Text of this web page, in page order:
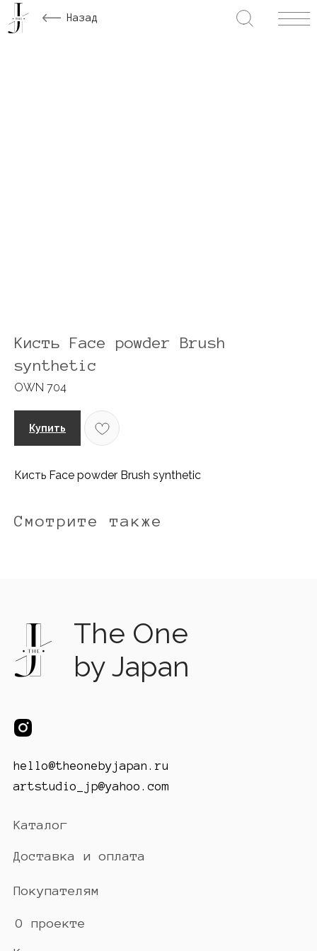
Назад
Кисть Face powder Brush
synthetic
OWN 704
Купить
Кисть Face powder Brush synthetic
Смотрите также
The One
by Japan
hello@theonebyjapan.ru
artstudio_jp@yahoo.com
Каталог
Доставка и оплата
О проекте
Покупателям